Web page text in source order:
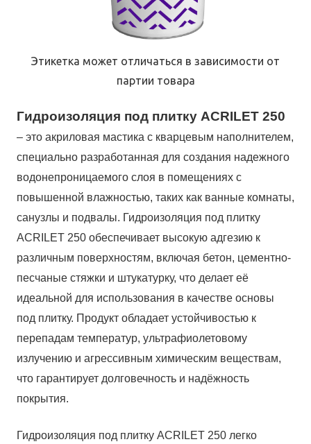
Этикетка может отличаться в зависимости от
партии товара
Гидроизоляция под плитку ACRILET 250
– это акриловая мастика с кварцевым наполнителем,
специально разработанная для создания надежного
водонепроницаемого слоя в помещениях с
повышенной влажностью, таких как ванные комнаты,
санузлы и подвалы. Гидроизоляция под плитку
ACRILET 250 обеспечивает высокую адгезию к
различным поверхностям, включая бетон, цементно-
песчаные стяжки и штукатурку, что делает её
идеальной для использования в качестве основы
под плитку. Продукт обладает устойчивостью к
перепадам температур, ультрафиолетовому
излучению и агрессивным химическим веществам,
что гарантирует долговечность и надёжность
покрытия.
Гидроизоляция под плитку ACRILET 250 легко